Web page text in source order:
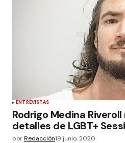
ENTREVISTAS
Rodrigo Medina
detalles de LGBT+
porRedacción19 junio, 2020